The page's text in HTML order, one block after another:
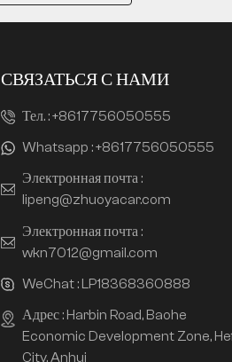
СВЯЗАТЬСЯ С НАМИ
Тел. :+8617756050555
Whatsapp :+8617756050555
Электронная почта :
lipeng@zhuoyacar.com
Электронная почта :
wkn7012@gmail.com
WeChat : LP18368360888
Адрес : Harbin Road, Baohe
Economic Development Zone,
City, Anhui